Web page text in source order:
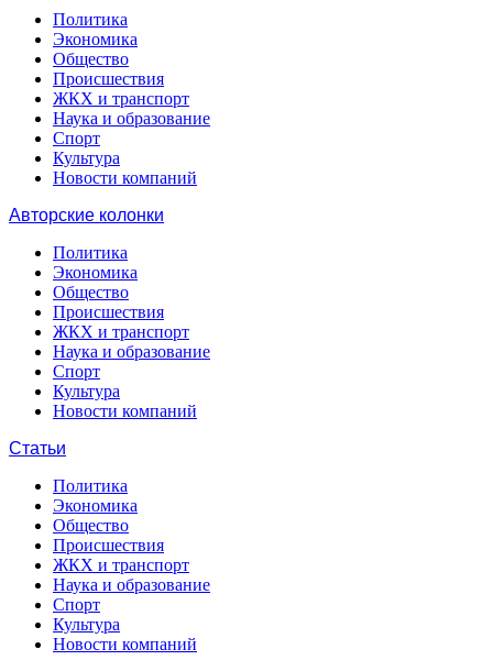
Политика
Экономика
Общество
Происшествия
ЖКХ и транспорт
Наука и образование
Спорт
Культура
Новости компаний
Авторские колонки
Политика
Экономика
Общество
Происшествия
ЖКХ и транспорт
Наука и образование
Спорт
Культура
Новости компаний
Статьи
Политика
Экономика
Общество
Происшествия
ЖКХ и транспорт
Наука и образование
Спорт
Культура
Новости компаний